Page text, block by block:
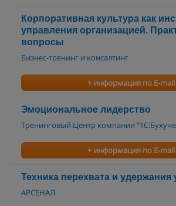
Корпоративная культура как
управления организацией.
вопросы
Бизнес-тренинг и консалтинг
+ информация по E-mail
Эмоциональное лидерство
Тренинговый Центр компании
+ информация по E-mail
Техника перехвата и удержания
АРСЕНАЛ